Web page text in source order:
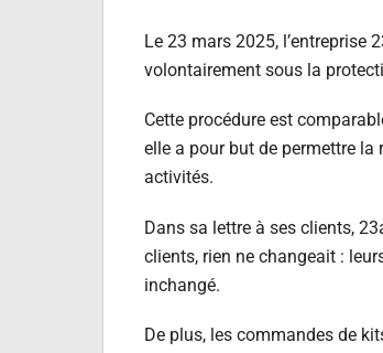
Le 23 mars 2025, l’entreprise
volontairement sous la
Cette procédure est
elle a pour but de permettre la
activités.
Dans sa lettre à ses clients,
clients, rien ne changeait :
inchangé.
De plus, les commandes de